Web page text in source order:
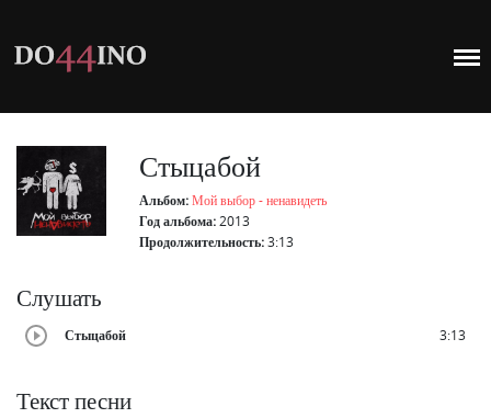
Стыцабой
Альбом:Мой выбор - ненавидеть
Год альбома:2013
Продолжительность:3:13
Слушать
Стыцабой 3:13
Текст песни